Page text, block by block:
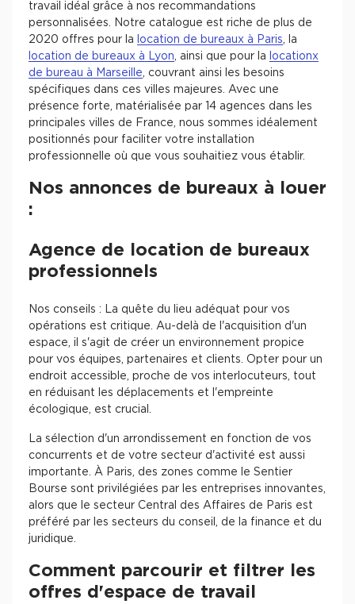
travail idéal grâce à nos recommandations
personnalisées. Notre catalogue est riche de plus de
2020 offres pour la
location de bureaux à Paris, la
location de bureaux à Lyon, ainsi que pour la
locationx
de bureau à Marseille, couvrant ainsi les besoins
spécifiques dans ces villes majeures. Avec une
présence forte, matérialisée par 14 agences dans les
principales villes de France, nous sommes idéalement
positionnés pour faciliter votre installation
professionnelle où que vous souhaitiez vous établir.
Nos annonces de bureaux à louer
:
Agence de location de bureaux
professionnels
Nos conseils : La quête du lieu adéquat pour vos
opérations est critique. Au-delà de l'acquisition d'un
espace, il s'agit de créer un environnement propice
pour vos équipes, partenaires et clients. Opter pour un
endroit accessible, proche de vos interlocuteurs, tout
en réduisant les déplacements et l'empreinte
écologique, est crucial.
La sélection d'un arrondissement en fonction de vos
concurrents et de votre secteur d'activité est aussi
importante. À Paris, des zones comme le Sentier
Bourse sont privilégiées par les entreprises innovantes,
alors que le secteur Central des Affaires de Paris est
préféré par les secteurs du conseil, de la finance et du
juridique.
Comment parcourir et filtrer les
offres d'espace de travail